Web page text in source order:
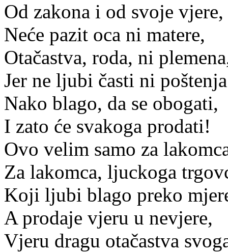
Od zakona i od svoje vjere,
Neće pazit oca ni matere,
Otačastva, roda, ni
Jer ne ljubi časti ni
Nako blago, da se obogati,
I zato će svakoga prodati!
Ovo velim samo za
Za lakomca, ljuckoga
Koji ljubi blago preko
A prodaje vjeru u nevjere,
Vjeru dragu otačastva